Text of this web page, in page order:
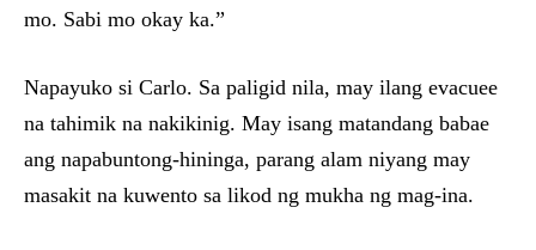
mo. Sabi mo okay ka.”
Napayuko si Carlo. Sa paligid nila, may ilang evacuee
na tahimik na nakikinig. May isang matandang babae
ang napabuntong-hininga, parang alam niyang may
masakit na kuwento sa likod ng mukha ng mag-ina.